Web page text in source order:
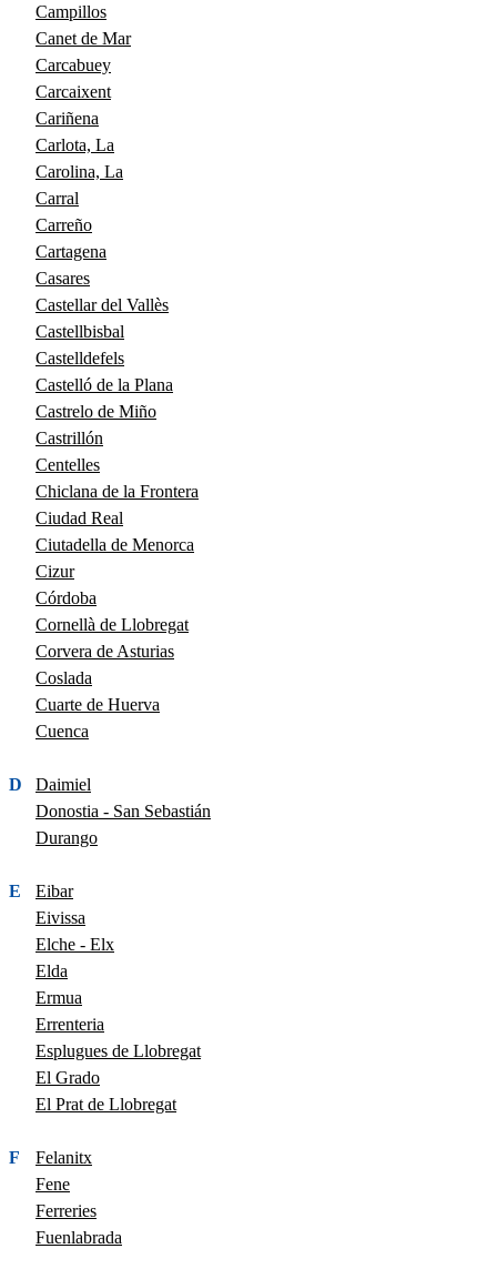
Campillos
Canet de Mar
Carcabuey
Carcaixent
Cariñena
Carlota, La
Carolina, La
Carral
Carreño
Cartagena
Casares
Castellar del Vallès
Castellbisbal
Castelldefels
Castelló de la Plana
Castrelo de Miño
Castrillón
Centelles
Chiclana de la Frontera
Ciudad Real
Ciutadella de Menorca
Cizur
Córdoba
Cornellà de Llobregat
Corvera de Asturias
Coslada
Cuarte de Huerva
Cuenca
D
Daimiel
Donostia - San Sebastián
Durango
E
Eibar
Eivissa
Elche - Elx
Elda
Ermua
Errenteria
Esplugues de Llobregat
El Grado
El Prat de Llobregat
F
Felanitx
Fene
Ferreries
Fuenlabrada